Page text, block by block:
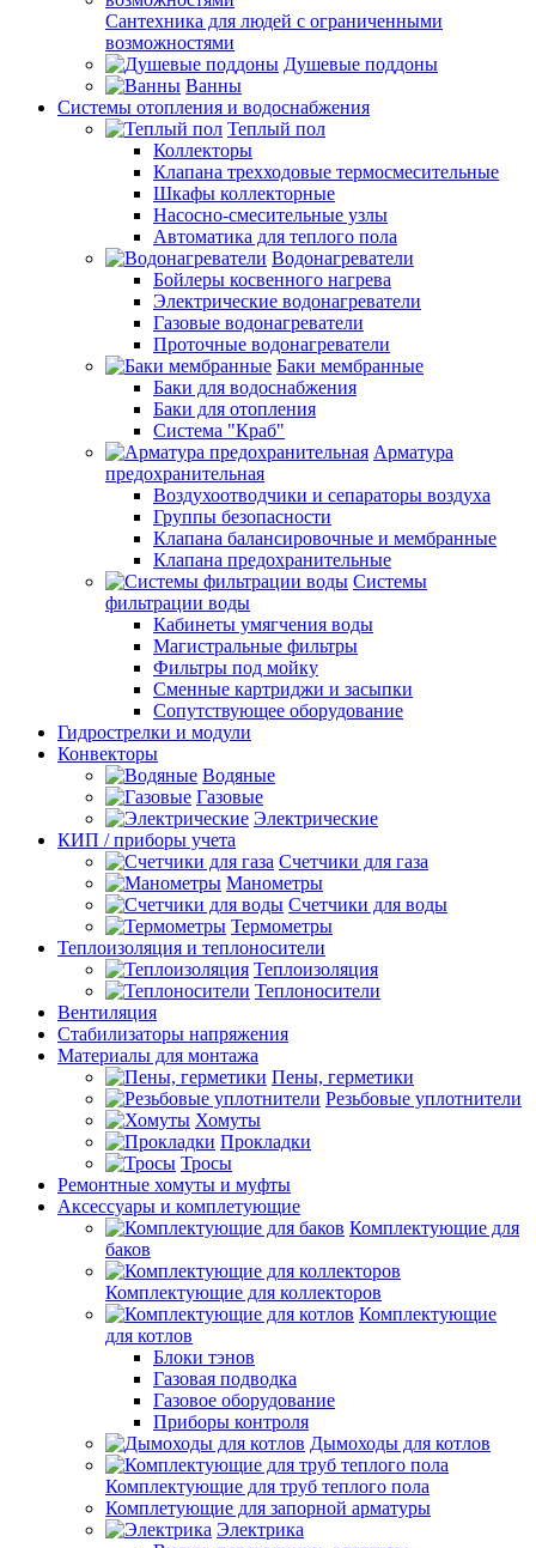
Сантехника для людей с ограниченными
возможностями
Душевые поддоны
Ванны
Системы отопления и водоснабжения
Теплый пол
Коллекторы
Клапана трехходовые термосмесительные
Шкафы коллекторные
Насосно-смесительные узлы
Автоматика для теплого пола
Водонагреватели
Бойлеры косвенного нагрева
Электрические водонагреватели
Газовые водонагреватели
Проточные водонагреватели
Баки мембранные
Баки для водоснабжения
Баки для отопления
Система "Краб"
Арматура
предохранительная
Воздухоотводчики и сепараторы воздуха
Группы безопасности
Клапана балансировочные и мембранные
Клапана предохранительные
Системы
фильтрации воды
Кабинеты умягчения воды
Магистральные фильтры
Фильтры под мойку
Сменные картриджи и засыпки
Сопутствующее оборудование
Гидрострелки и модули
Конвекторы
Водяные
Газовые
Электрические
КИП / приборы учета
Счетчики для газа
Манометры
Счетчики для воды
Термометры
Теплоизоляция и теплоносители
Теплоизоляция
Теплоносители
Вентиляция
Стабилизаторы напряжения
Материалы для монтажа
Пены, герметики
Резьбовые уплотнители
Хомуты
Прокладки
Тросы
Ремонтные хомуты и муфты
Аксессуары и комплетующие
Комплектующие для
баков
Комплектующие для коллекторов
Комплектующие
для котлов
Блоки тэнов
Газовая подводка
Газовое оборудование
Приборы контроля
Дымоходы для котлов
Комплектующие для труб теплого пола
Комплетующие для запорной арматуры
Электрика